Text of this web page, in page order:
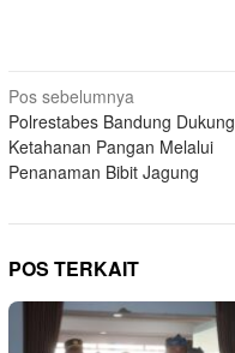
Navigasi
pos
Pos sebelumnya
Polrestabes Bandung Dukung
Ketahanan Pangan Melalui
Penanaman Bibit Jagung
POS TERKAIT